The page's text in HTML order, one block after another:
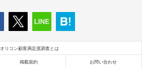
オリコン顧客満足度調査とは
掲載規約 お問い合わせ